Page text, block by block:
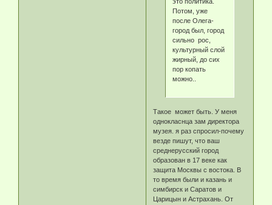
Потом, уже
после Олега-
город был, город
сильно рос,
культурный слой
жирный, до сих
пор копать
можно..
Такое может быть. У меня
однокласнца зам директора
музея. я раз спросил-почему
везде пишут, что ваш
среднерусский город
образован в 17 веке как
защита Москвы с востока. В
то время были и казань и
симбирск и Саратов и
Царицын и Астрахань. От